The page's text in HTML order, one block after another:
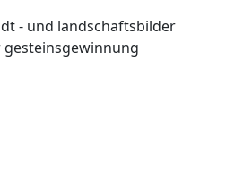
- und landschaftsbilder